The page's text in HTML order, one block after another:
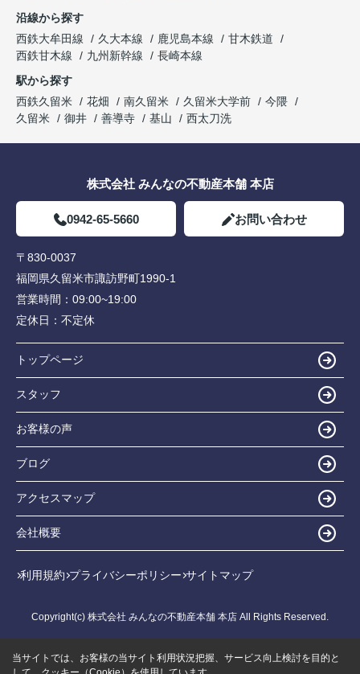
沿線から探す
西鉄大牟田線
久大本線 鹿児島本線
甘木鉄道
西鉄甘木線
九州新幹線
長崎本線
駅から探す
西鉄久留米
花畑 南久留米 久留米大学前
今隈
久留米
御井 善導寺 基山 西太刀洗
株式会社 みんなの不動産本舗 本店
0942-65-5660 お問い合わせ
〒830-0037
福岡県久留米市諏訪野町1990-1
営業時間： 09:00~19:00
定休日： 不定休
トップページ
スタッフ
お客様の声
ブログ
アクセスマップ
会社概要
利用規約 プライバシーポリシー サイトマップ
Copyright(c) 株式会社 みんなの不動産本舗 本店 All Rights Reserved.
当サイトでは、お客様の当サイト利用状況把握、サービス向上検討を目的と